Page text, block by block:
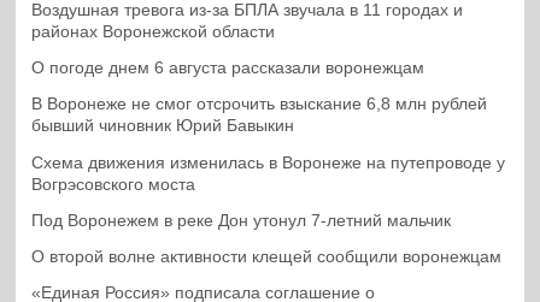
Воздушная тревога из-за БПЛА звучала в 11 городах и
районах Воронежской области
О погоде днем 6 августа рассказали воронежцам
В Воронеже не смог отсрочить взыскание 6,8 млн рублей
бывший чиновник Юрий Бавыкин
Схема движения изменилась в Воронеже на путепроводе у
Вогрэсовского моста
Под Воронежем в реке Дон утонул 7-летний мальчик
О второй волне активности клещей сообщили воронежцам
«Единая Россия» подписала соглашение о